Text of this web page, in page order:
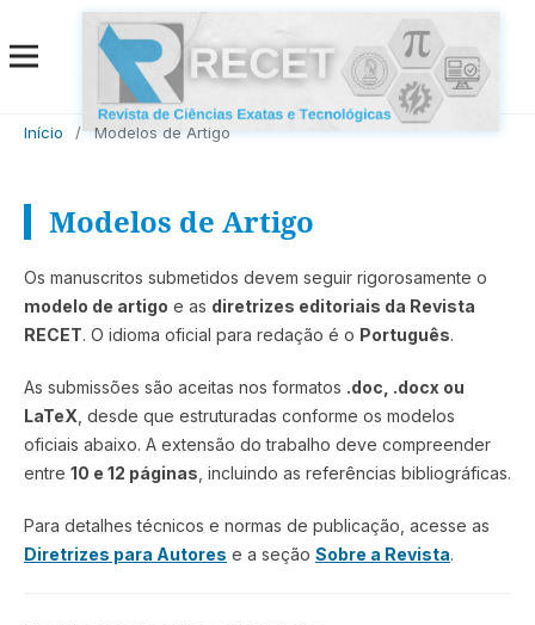
Início / Modelos de Artigo
Modelos de Artigo
Os manuscritos submetidos devem seguir rigorosamente o
modelo de artigo e as diretrizes editoriais da Revista
RECET. O idioma oficial para redação é o Português.
As submissões são aceitas nos formatos .doc, .docx ou
LaTeX , desde que estruturadas conforme os modelos
oficiais abaixo. A extensão do trabalho deve compreender
entre 10 e 12 páginas , incluindo as referências bibliográficas.
Para detalhes técnicos e normas de publicação, acesse as
Diretrizes para Autores e a seção Sobre a Revista.